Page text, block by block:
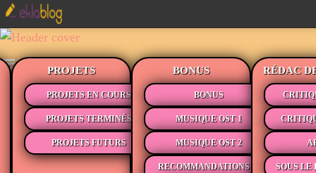
PROJETS
PROJETS EN COURS
PROJETS TERMINÉS
PROJETS FUTURS
BONUS
BONUS
MUSIQUE OST 1
MUSIQUE OST 2
RECOMMANDATIONS
RÉDAC
SOUS